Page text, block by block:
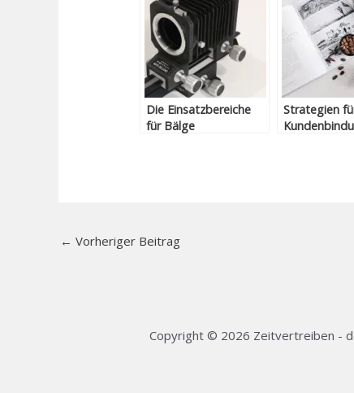
Die Einsatzbereiche
für Bälge
Strategien
← Vorheriger Beitrag
Copyright © 2026 Zeitvertreiben -